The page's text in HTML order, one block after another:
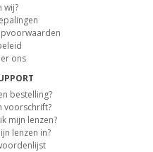
wij?
ons
bestelling?
voorschrift?
mijn lenzen?
lenzen in?